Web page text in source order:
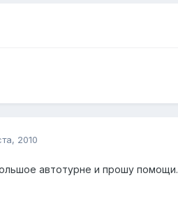
2010
автотурне и прошу помощи.